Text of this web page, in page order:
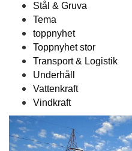
Stål & Gruva
Tema
toppnyhet
Toppnyhet stor
Transport & Logistik
Underhåll
Vattenkraft
Vindkraft